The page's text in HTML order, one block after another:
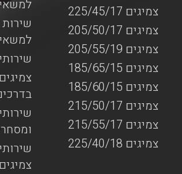
צמיגים 225/45/17
צמיגים 205/50/17
צמיגים 205/55/19
צמיגים 185/65/15
צמיגים 185/60/15
צמיגים 215/50/17
צמיגים 215/55/17
צמיגים 225/40/18